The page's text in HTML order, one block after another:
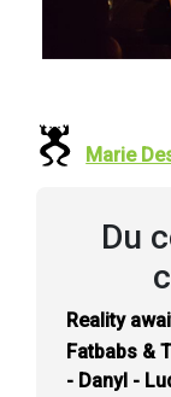
Marie
Du
Reality
Fatbabs &
- Danyl -